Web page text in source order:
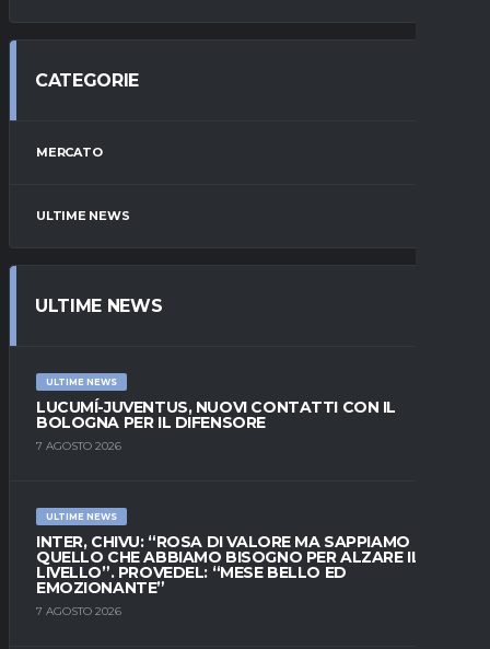
CATEGORIE
MERCATO
ULTIME NEWS
ULTIME NEWS
ULTIME NEWS
LUCUMÍ-JUVENTUS, NUOVI CONTATTI CON IL
BOLOGNA PER IL DIFENSORE
7 AGOSTO 2026
ULTIME NEWS
INTER, CHIVU: “ROSA DI VALORE MA SAPPIAMO
QUELLO CHE ABBIAMO BISOGNO PER ALZARE IL
LIVELLO”. PROVEDEL: “MESE BELLO ED
EMOZIONANTE”
7 AGOSTO 2026